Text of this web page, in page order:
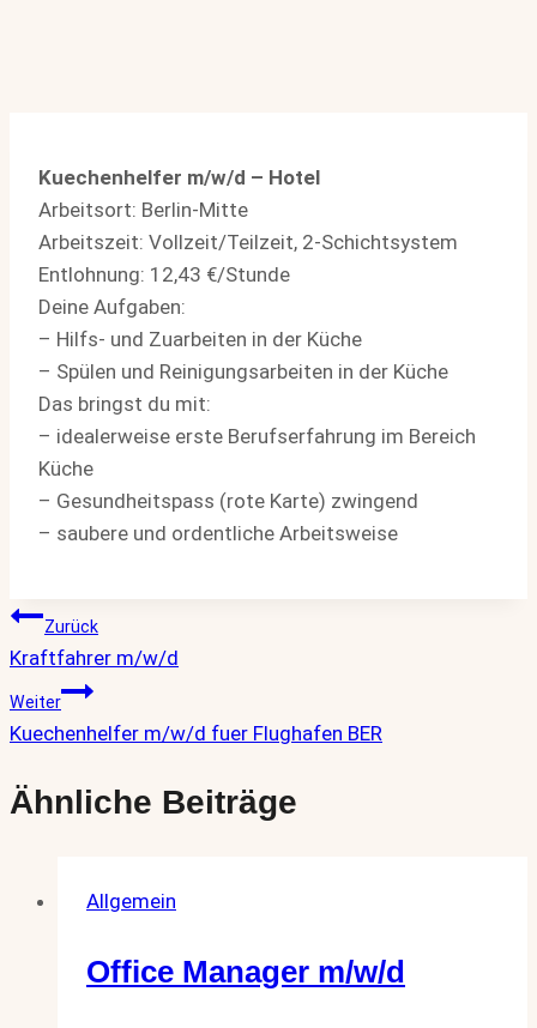
Kuechenhelfer m/w/d – Hotel
Arbeitsort: Berlin-Mitte
Arbeitszeit: Vollzeit/Teilzeit, 2-Schichtsystem
Entlohnung: 12,43 €/Stunde
Deine Aufgaben:
– Hilfs- und Zuarbeiten in der Küche
– Spülen und Reinigungsarbeiten in der Küche
Das bringst du mit:
– idealerweise erste Berufserfahrung im Bereich
Küche
– Gesundheitspass (rote Karte) zwingend
– saubere und ordentliche Arbeitsweise
Beitragsnavigation
Zurück
Kraftfahrer m/w/d
Weiter
Kuechenhelfer m/w/d fuer Flughafen BER
Ähnliche Beiträge
Allgemein
Office Manager m/w/d